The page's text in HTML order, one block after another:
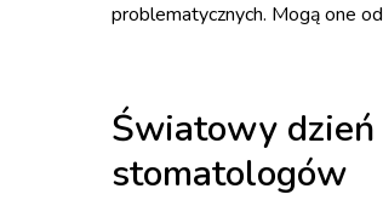
problematycznych. Mogą one
Światowy
stomatologów